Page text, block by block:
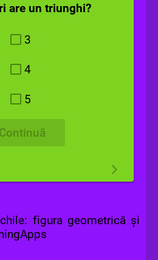
are un triunghi?
3
4
5
Continuă
figura geometrică și